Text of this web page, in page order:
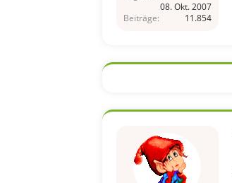
08. Okt. 2007
Beiträge
11.854